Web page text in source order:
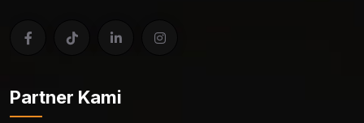
Partner Kami